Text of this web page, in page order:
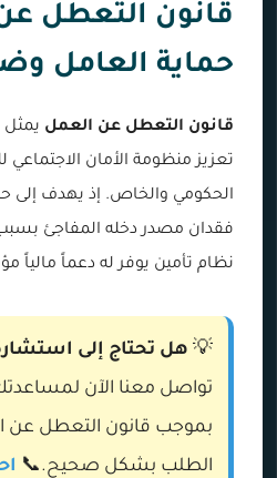
قانون التعطل
حماية العامل
قانون التعطل عن العمل
تعزيز منظومة الأمان الاجتماعي
الحكومي والخاص. إذ يهدف إلى
فقدان مصدر دخله المفاجئ
نظام تأمين يوفر له دعماً مالياً
💡 هل تحتاج إلى
تواصل معنا الآن
بموجب قانون التعطل عن
الطلب بشكل صحيح.📞